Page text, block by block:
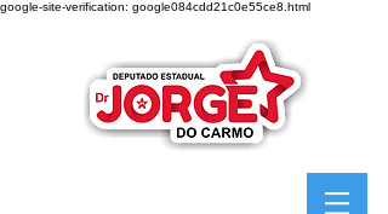
google-site-verification: google084cdd21c0e55ce8.html